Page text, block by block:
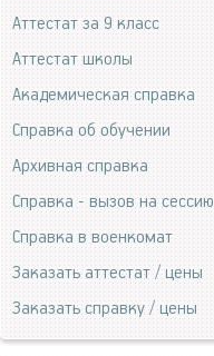
Аттестат за 9 класс
Аттестат школы
Академическая справка
Справка об обучении
Архивная справка
Справка - вызов на сессию
Справка в военкомат
Заказать аттестат / цены
Заказать справку / цены